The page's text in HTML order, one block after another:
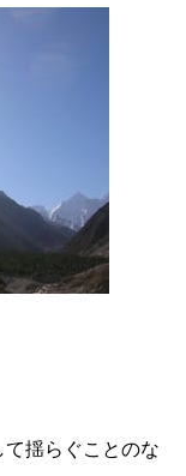
て揺らぐことのな